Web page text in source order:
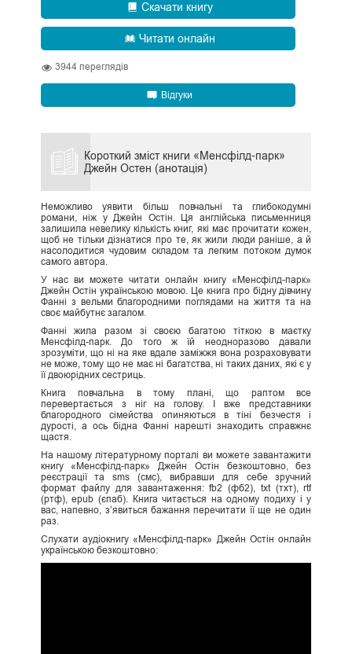
Скачати книгу
Читати онлайн
3944 переглядів
Відгуки
Короткий зміст книги «Менсфілд-парк»
Джейн Остен (анотація)
Неможливо уявити більш повчальні та глибокодумні
романи, ніж у Джейн Остін. Ця англійська письменниця
залишила невелику кількість книг, які має прочитати кожен,
щоб не тільки дізнатися про те, як жили люди раніше, а й
насолодитися чудовим складом та легким потоком думок
самого автора.
У нас ви можете читати онлайн книгу «Менсфілд-парк»
Джейн Остін українською мовою. Це книга про бідну дівчину
Фанні з вельми благородними поглядами на життя та на
своє майбутнє загалом.
Фанні жила разом зі своєю багатою тіткою в маєтку
Менсфілд-парк. До того ж їй неодноразово давали
зрозуміти, що ні на яке вдале заміжжя вона розраховувати
не може, тому що не має ні багатства, ні таких даних, які є у
її двоюрідних сестриць.
Книга повчальна в тому плані, що раптом все
перевертається з ніг на голову. І вже представники
благородного сімейства опиняються в тіні безчестя і
дурості, а ось бідна Фанні нарешті знаходить справжнє
щастя.
На нашому літературному порталі ви можете завантажити
книгу «Менсфілд-парк» Джейн Остін безкоштовно, без
реєстрації та sms (смс), вибравши для себе зручний
формат файлу для завантаження: fb2 (фб2), txt (тхт), rtf
(ртф), epub (єпаб). Книга читається на одному подиху і у
вас, напевно, з’явиться бажання перечитати її ще не один
раз.
Слухати аудіокнигу «Менсфілд-парк» Джейн Остін онлайн
українською безкоштовно: